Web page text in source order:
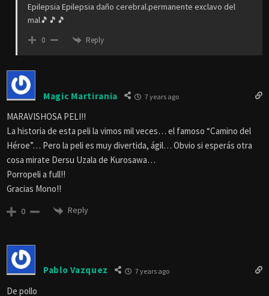
Epilepsia Epilepsia daño cerebral.permanente exclavo del
mal🎵🎵🎵
0 Reply
Magic Martirania 7 years ago
MARAVISHOSA PELI!!
La historia de esta peli la vimos mil veces… el famoso “Camino del
Héroe”… Pero la peli es muy divertida, ágil… Obvio si esperás otra
cosa mirate Dersu Uzala de Kurosawa…
Porropeli a full!!
Gracias Mono!!
0 Reply
Pablo Vazquez 7 years ago
De pollo